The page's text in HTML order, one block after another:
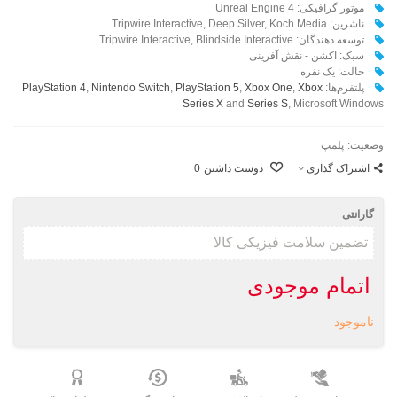
موتور گرافیکی: Unreal Engine 4
ناشرین: Tripwire Interactive, Deep Silver, Koch Media
توسعه دهندگان: Tripwire Interactive, Blindside Interactive
سبک: اکشن - نقش آفرینی
حالت: یک نفره
پلتفرم‌ها:
PlayStation 4, Nintendo Switch PlayStation 5 Xbox One Xbox
Series X and Series S , Microsoft Windows
وضعیت: پلمپ
اشتراک گذاری
دوست داشتن 0
گارانتی
اتمام موجودی
ناموجود